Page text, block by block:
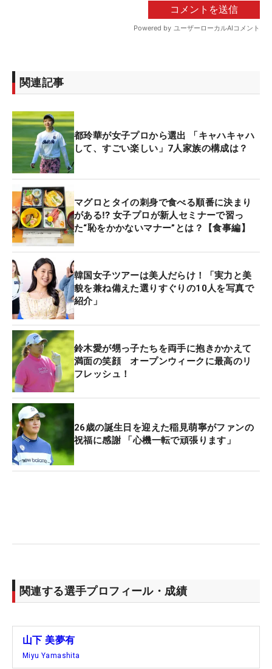
関連記事
都玲華が女子プロから選出 「キャハキャハ
して、すごい楽しい」7人家族の構成は？
マグロとタイの刺身で食べる順番に決まり
がある⁉ 女子プロが新人セミナーで習っ
た“恥をかかないマナー”とは？【食事編】
韓国女子ツアーは美人だらけ！「実力と美
貌を兼ね備えた選りすぐりの10人を写真で
紹介」
鈴木愛が甥っ子たちを両手に抱きかかえて
満面の笑顔 オープンウィークに最高のリ
フレッシュ！
26歳の誕生日を迎えた稲見萌寧がファンの
祝福に感謝 「心機一転で頑張ります」
関連する選手プロフィール・成績
山下 美夢有
Miyu Yamashita